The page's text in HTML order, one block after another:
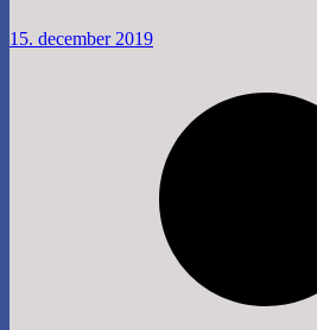
15. december 2019